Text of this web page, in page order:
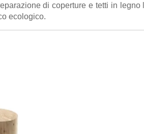
di coperture e tetti in
ecologico.